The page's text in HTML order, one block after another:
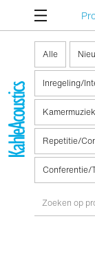
Alle
Inregeling/
Kamermuziek
Repetitie/
Conferentie/